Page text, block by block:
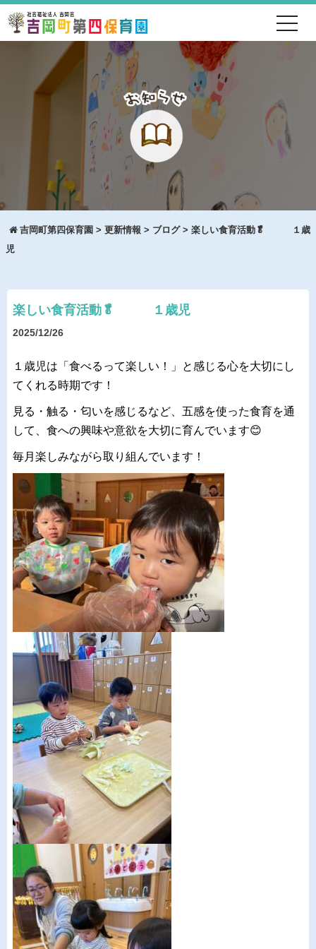
吉岡町第四保育園 > 更新情報 > ブログ> 楽しい食育活動🥬 １歳
児
楽しい食育活動🥬 １歳児
2025/12/26
１歳児は「食べるって楽しい！」と感じる心を大切にし
てくれる時期です！
見る・触る・匂いを感じるなど、五感を使った食育を通
して、食への興味や意欲を大切に育んでいます😊
毎月楽しみながら取り組んでいます！